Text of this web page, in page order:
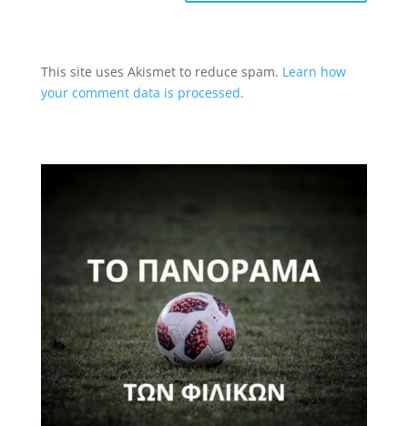
This site uses Akismet to reduce spam. Learn how
your comment data is processed.